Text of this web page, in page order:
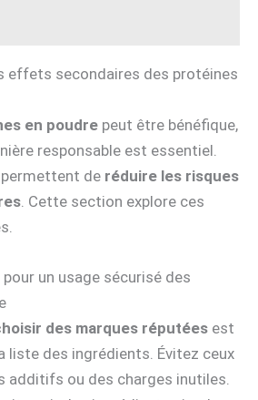
effets secondaires des protéines
en poudre peut être bénéfique,
responsable est essentiel.
permettent de réduire les risques
. Cette section explore ces
un usage sécurisé des
des marques réputées est
liste des ingrédients. Évitez ceux
additifs ou des charges inutiles.